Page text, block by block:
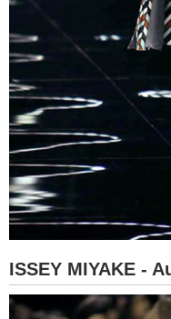
ISSEY MIYAKE -